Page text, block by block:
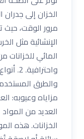
الخزان إلى
مرور الوقت، حيث
الإنشائية مثل
المائي
والطرق
مزاياه وعيوبه:
العديد من
الخزانات. هذه